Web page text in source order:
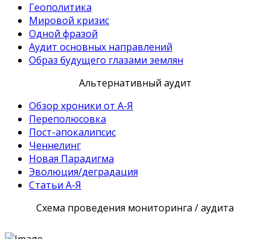
Геополитика
Мировой кризис
Одной фразой
Аудит основных направлений
Образ будущего глазами землян
Альтернативный аудит
Обзор хроники от А-Я
Переполюсовка
Пост-апокалипсис
Ченнелинг
Новая Парадигма
Эволюция/деградация
Статьи А-Я
Схема проведения мониторинга / аудита